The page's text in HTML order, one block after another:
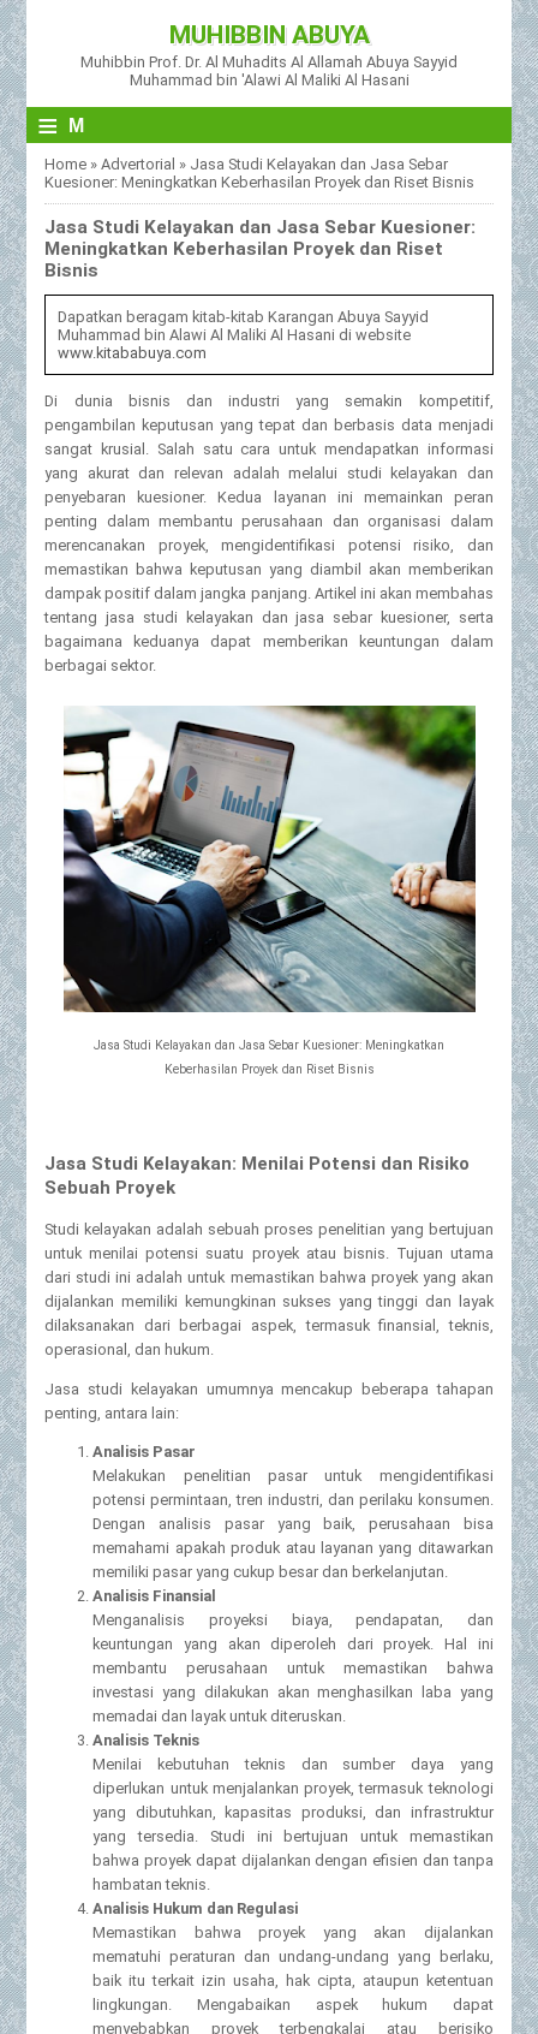
MUHIBBIN ABUYA
Muhibbin Prof. Dr. Al Muhadits Al Allamah Abuya Sayyid
Muhammad bin 'Alawi Al Maliki Al Hasani
≡ M
Home »Advertorial » Jasa Studi Kelayakan dan Jasa Sebar
Kuesioner: Meningkatkan Keberhasilan Proyek dan Riset Bisnis
Jasa Studi Kelayakan dan Jasa Sebar Kuesioner:
Meningkatkan Keberhasilan Proyek dan Riset
Bisnis
Dapatkan beragam kitab-kitab Karangan Abuya Sayyid
Muhammad bin Alawi Al Maliki Al Hasani di website
www.kitababuya.com
Di dunia bisnis dan industri yang semakin kompetitif,
pengambilan keputusan yang tepat dan berbasis data menjadi
sangat krusial. Salah satu cara untuk mendapatkan informasi
yang akurat dan relevan adalah melalui studi kelayakan dan
penyebaran kuesioner. Kedua layanan ini memainkan peran
penting dalam membantu perusahaan dan organisasi dalam
merencanakan proyek, mengidentifikasi potensi risiko, dan
memastikan bahwa keputusan yang diambil akan memberikan
dampak positif dalam jangka panjang. Artikel ini akan membahas
tentang jasa studi kelayakan dan jasa sebar kuesioner, serta
bagaimana keduanya dapat memberikan keuntungan dalam
berbagai sektor.
Jasa Studi Kelayakan dan Jasa Sebar Kuesioner: Meningkatkan
Keberhasilan Proyek dan Riset Bisnis
Jasa Studi Kelayakan: Menilai Potensi dan Risiko
Sebuah Proyek
Studi kelayakan adalah sebuah proses penelitian yang bertujuan
untuk menilai potensi suatu proyek atau bisnis. Tujuan utama
dari studi ini adalah untuk memastikan bahwa proyek yang akan
dijalankan memiliki kemungkinan sukses yang tinggi dan layak
dilaksanakan dari berbagai aspek, termasuk finansial, teknis,
operasional, dan hukum.
Jasa studi kelayakan umumnya mencakup beberapa tahapan
penting, antara lain:
Analisis Pasar
Melakukan penelitian pasar untuk mengidentifikasi
potensi permintaan, tren industri, dan perilaku konsumen.
Dengan analisis pasar yang baik, perusahaan bisa
memahami apakah produk atau layanan yang ditawarkan
memiliki pasar yang cukup besar dan berkelanjutan.
Analisis Finansial
Menganalisis proyeksi biaya, pendapatan, dan
keuntungan yang akan diperoleh dari proyek. Hal ini
membantu perusahaan untuk memastikan bahwa
investasi yang dilakukan akan menghasilkan laba yang
memadai dan layak untuk diteruskan.
Analisis Teknis
Menilai kebutuhan teknis dan sumber daya yang
diperlukan untuk menjalankan proyek, termasuk teknologi
yang dibutuhkan, kapasitas produksi, dan infrastruktur
yang tersedia. Studi ini bertujuan untuk memastikan
bahwa proyek dapat dijalankan dengan efisien dan tanpa
hambatan teknis.
Analisis Hukum dan Regulasi
Memastikan bahwa proyek yang akan dijalankan
mematuhi peraturan dan undang-undang yang berlaku,
baik itu terkait izin usaha, hak cipta, ataupun ketentuan
lingkungan. Mengabaikan aspek hukum dapat
menyebabkan proyek terbengkalai atau berisiko